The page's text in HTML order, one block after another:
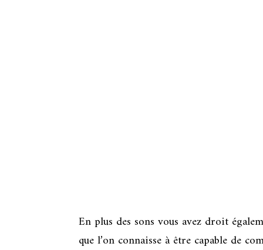
En plus des sons vous avez droit
que l’on connaisse à être capable de